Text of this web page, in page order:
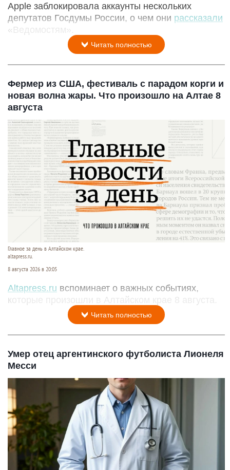
Apple заблокировала аккаунты нескольких
депутатов Госдумы России, о чем они рассказали
«Ведомостям».
Читать полностью
Фермер из США, фестиваль с парадом корги и
новая волна жары. Что произошло на Алтае 8
августа
Главное за день в Алтайском крае.
altapress.ru.
8 августа 2026 в 20:05
Altapress.ru вспоминает о важных событиях,
которые произошли в Алтайском крае 8 августа.
Читать полностью
Умер отец аргентинского футболиста Лионеля
Месси